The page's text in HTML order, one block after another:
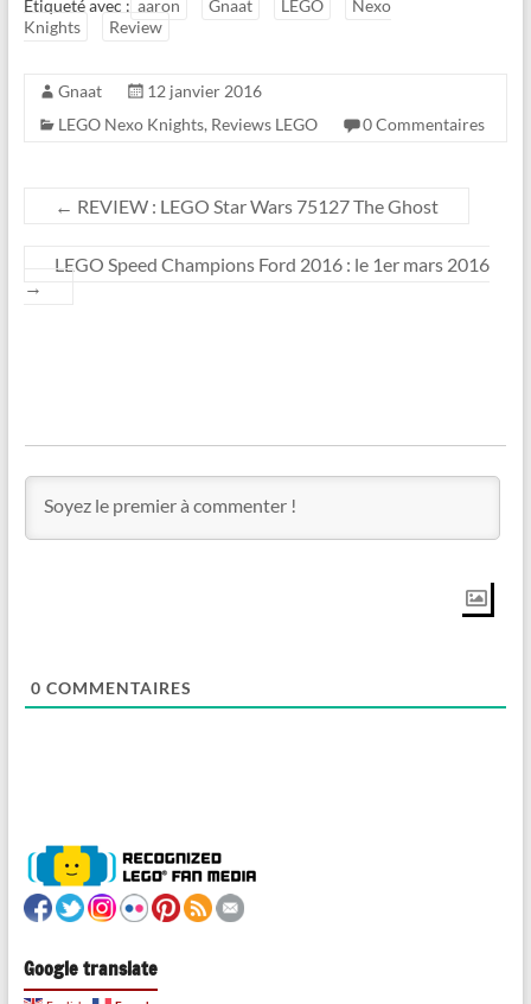
Étiqueté avec : aaron Gnaat LEGO
Nexo
Knights
Review
Gnaat
12 janvier 2016
LEGO Nexo Knights, Reviews LEGO 0 Commentaires
← REVIEW : LEGO Star Wars 75127 The Ghost
LEGO Speed Champions Ford 2016 : le 1er mars 2016
→
0 COMMENTAIRES
Google translate